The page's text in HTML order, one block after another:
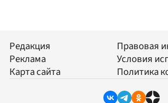
Редакция
Реклама
Карта сайта
Правовая
Условия
Политика